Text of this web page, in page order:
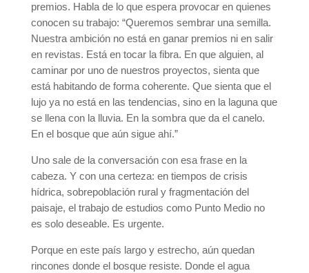
premios. Habla de lo que espera provocar en quienes
conocen su trabajo: “Queremos sembrar una semilla.
Nuestra ambición no está en ganar premios ni en salir
en revistas. Está en tocar la fibra. En que alguien, al
caminar por uno de nuestros proyectos, sienta que
está habitando de forma coherente. Que sienta que el
lujo ya no está en las tendencias, sino en la laguna que
se llena con la lluvia. En la sombra que da el canelo.
En el bosque que aún sigue ahí.”
Uno sale de la conversación con esa frase en la
cabeza. Y con una certeza: en tiempos de crisis
hídrica, sobrepoblación rural y fragmentación del
paisaje, el trabajo de estudios como Punto Medio no
es solo deseable. Es urgente.
Porque en este país largo y estrecho, aún quedan
rincones donde el bosque resiste. Donde el agua